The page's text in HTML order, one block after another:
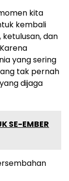
kita
kembali
dan
yang sering
tak pernah
dijaga
SE-EMBER